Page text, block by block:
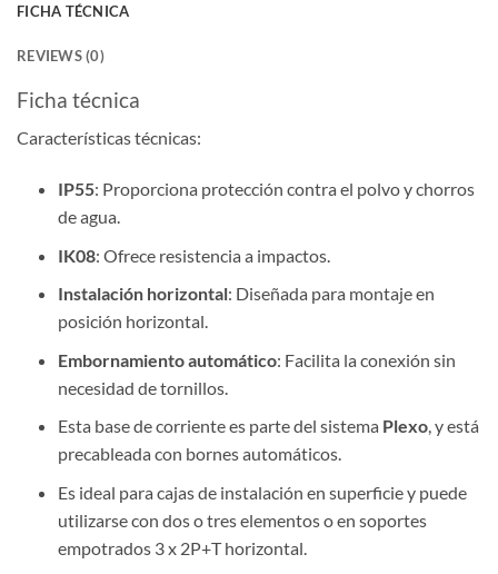
FICHA TÉCNICA
REVIEWS (0)
Ficha técnica
Características técnicas:
IP55: Proporciona protección contra el polvo y chorros
de agua.
IK08: Ofrece resistencia a impactos.
Instalación horizontal: Diseñada para montaje en
posición horizontal.
Embornamiento automático: Facilita la conexión sin
necesidad de tornillos.
Esta base de corriente es parte del sistema Plexo, y está
precableada con bornes automáticos.
Es ideal para cajas de instalación en superficie y puede
utilizarse con dos o tres elementos o en soportes
empotrados 3 x 2P+T horizontal.